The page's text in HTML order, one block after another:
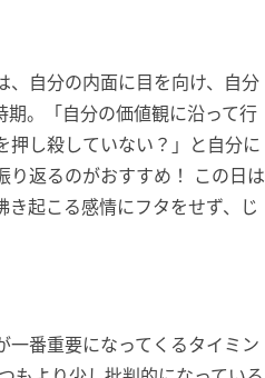
、自分の内面に目を向け、自分
。「自分の価値観に沿って行
押し殺していない？」と自分に
り返るのがおすすめ！ この日は
起こる感情にフタをせず、じ
番重要になってくるタイミン